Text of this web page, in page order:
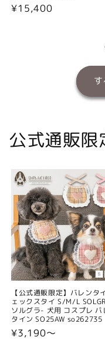
通
¥15,400
公式通販限
【公式通販限定】バレンタ
ェックスタイ S/M/L
ソルグラ- 犬用 コスプレ バ
タイン SO25AW so262735
通
¥3,190〜